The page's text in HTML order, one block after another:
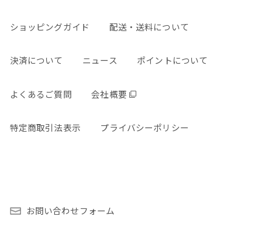
ショッピングガイド 配送・送料について
決済について ニュース ポイントについて
よくあるご質問 会社概要
特定商取引法表示 プライバシーポリシー
お問い合わせフォーム